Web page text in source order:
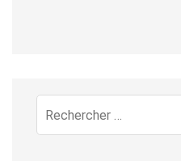
Recherche
pour